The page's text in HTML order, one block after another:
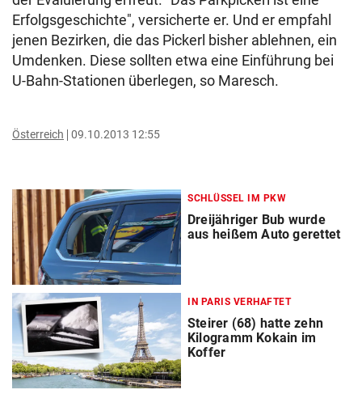
Erfolgsgeschichte", versicherte er. Und er empfahl
jenen Bezirken, die das Pickerl bisher ablehnen, ein
Umdenken. Diese sollten etwa eine Einführung bei
U-Bahn-Stationen überlegen, so Maresch.
Österreich 09.10.2013 12:55
SCHLÜSSEL IM PKW
Dreijähriger Bub wurde
aus heißem Auto gerettet
IN PARIS VERHAFTET
Steirer (68) hatte zehn
Kilogramm Kokain im
Koffer